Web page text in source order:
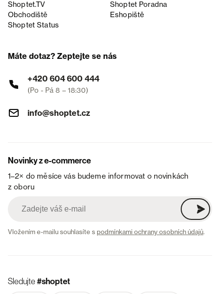
Shoptet.TV
Shoptet Poradna
Obchodiště
Eshopiště
Shoptet Status
Máte dotaz? Zeptejte se nás
+420 604 600 444
(Po - Pá 8 – 18:30)
info@shoptet.cz
Novinky z e-commerce
1–2× do měsíce vás budeme informovat o novinkách
z oboru
Vložením e-mailu souhlasíte spodmínkami ochrany osobních údajů.
Sledujte#shoptet